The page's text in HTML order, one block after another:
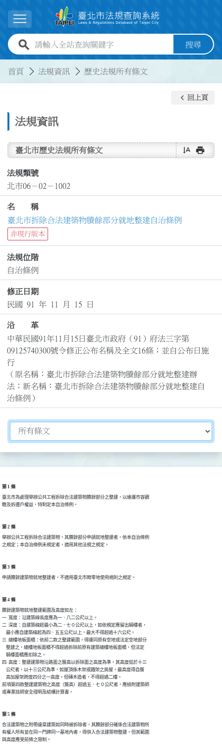
展開選單
全站查詢關鍵字欄位 搜尋
首頁 法規資訊 歷史法規所有條文
法規資訊
keyboard_arrow_left 回上頁
臺北市歷史法規所有條文 text_rotate_vertical print
法規類號
北市06－02－1002
名 稱
臺北市拆除合法建築物賸餘部分就地整建自治條例
非現行版本
法規位階
自治條例
修正日期
民國 91 年 11 月 15 日
沿 革
中華民國91年11月15日臺北市政府（91）府法三字第
09125740300號令修正公布名稱及全文16條；並自公布日施
行
（原名稱：臺北市拆除合法建築物賸餘部分就地整建辦
法；新名稱：臺北市拆除合法建築物賸餘部分就地整建自
治條例）
切換選擇法規資訊內容
第 1 條
臺北市為處理舉辦公共工程拆除合法建築物賸餘部分之整建，以維護市容觀
瞻及拆遷戶權益，特制定本自治條例。
第 2 條
舉辦公共工程拆除合法建築物，其賸餘部分申請就地整建者，依本自治條例
之規定；本自治條例未規定者，適用其他法規之規定。
第 3 條
申請賸餘建築物就地整建者，不適用臺北市畸零地使用規則之規定。
第 4 條
賸餘建築物就地整建範圍及高度如左：
一  寬度：沿建築線長度應為一．八二公尺以上。
二  深度：自建築線起最小為二．七０公尺以上，如依規定應留出騎樓者，
    最小應自建築線起為四．五五公尺以上，最大不得超過十六公尺。
三  總樓地板面積：依前二款之整建範圍，得連同原有空地或法定空地部分
    整建之，總樓地板面積不得超過拆除前原有建築總樓地板面積，但法定
    騎樓面積應扣除之。
四  高度：整建建築物沿路面之簷高以拆除面之高度為準，其高度低於十三
    公尺者，以十三公尺為準，如屋頂係木架或鐵架之房屋，最高度得自簷
    高加屋架跨度四分之一高度。但磚木造者，不得超遇二樓。
前項第四款整建建築物之高度（簷高）超過五．七０公尺者，應檢附建築師
或專業技師安全證明及結構計算書。
第 5 條
合法建築物之附帶違章建築如同時被拆除者，其賸餘部分確係合法建築物所
有權人所有並在同一門牌同一基地內者，得併入合法建築物整建，但其範圍
與高度應受前條之限制。